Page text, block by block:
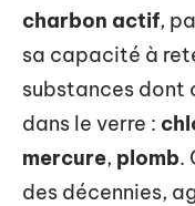
charbon actif,
sa capacité à
substances dont
dans le verre :
mercure, plomb.
des décennies,